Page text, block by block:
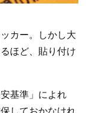
カー。しかし大
ほど、貼り付け
基準」によれ
しておかなけれ